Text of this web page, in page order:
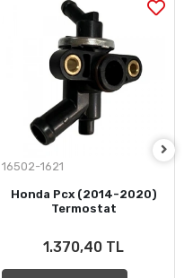
16502-1621
Honda Pcx (2014-2020)
Termostat
1.370,40 TL